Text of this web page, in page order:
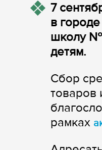
7
в
школу №
детям.
Сбор
товаров
рамках